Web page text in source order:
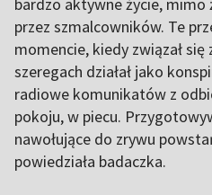
bardzo aktywne życie, mimo
przez szmalcowników. Te
momencie, kiedy związał
szeregach działał jako
radiowe komunikatów z
pokoju, w piecu.
nawołujące do zrywu
powiedziała badaczka.